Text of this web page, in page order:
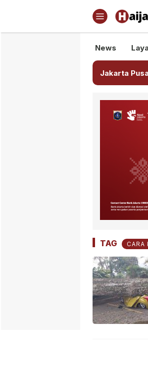
Semua
News
Jakarta
TAG CARA